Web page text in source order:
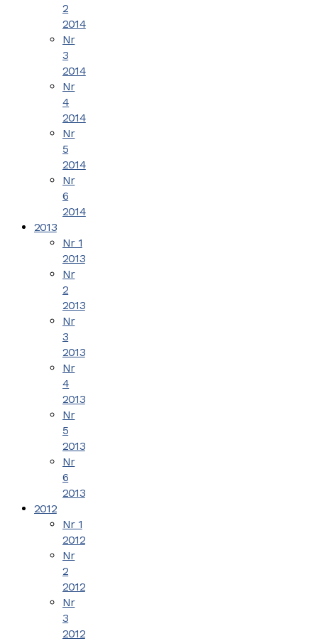
2
2014
Nr
3
2014
Nr
4
2014
Nr
5
2014
Nr
6
2014
2013
Nr 1
2013
Nr
2
2013
Nr
3
2013
Nr
4
2013
Nr
5
2013
Nr
6
2013
2012
Nr 1
2012
Nr
2
2012
Nr
3
2012